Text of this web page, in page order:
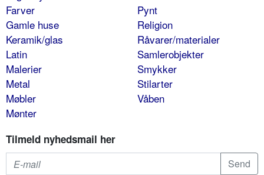
Farver
Gamle huse
Keramik/glas
Latin
Malerier
Metal
Møbler
Mønter
Pynt
Religion
Råvarer/materialer
Samlerobjekter
Smykker
Stilarter
Våben
Tilmeld nyhedsmail her